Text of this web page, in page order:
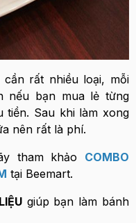
rất nhiều loại, mỗi
nếu bạn mua lẻ từng
tiền. Sau khi làm xong
nên rất là phí.
tham khảo COMBO
tại Beemart.
giúp bạn làm bánh